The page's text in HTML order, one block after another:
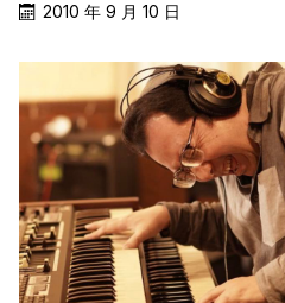
2010 年 9 月 10 日